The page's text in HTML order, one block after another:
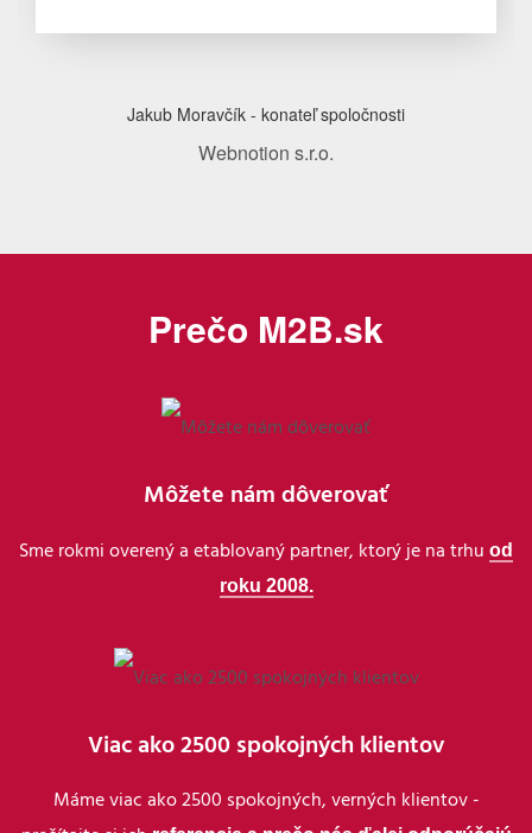
Jakub Moravčík - konateľ spoločnosti
Webnotion s.r.o.
Prečo M2B.sk
Môžete nám dôverovať
Sme rokmi overený a etablovaný partner, ktorý je na trhu od
roku 2008.
Viac ako 2500 spokojných klientov
Máme viac ako 2500 spokojných, verných klientov -